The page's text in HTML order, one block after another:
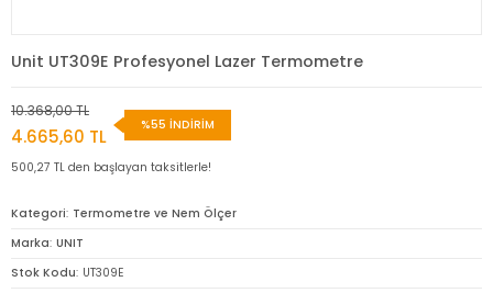
Unit UT309E Profesyonel Lazer Termometre
10.368,00 TL
4.665,60 TL
%55 İNDİRİM
500,27 TL den başlayan taksitlerle!
Kategori Termometre ve Nem Ölçer
Marka UNIT
Stok Kodu UT309E